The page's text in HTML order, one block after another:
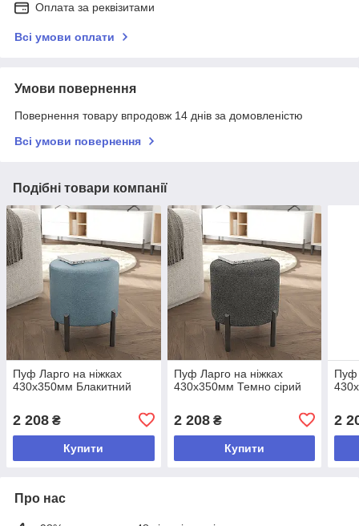
Оплата за реквізитами
Всі умови оплати
Умови повернення
Повернення товару впродовж 14 днів за домовленістю
Всі умови повернення
Подібні товари компанії
Пуф Ларго на ніжках
430х350мм Блакитний
2 208 ₴
Купити
Пуф Ларго на ніжках
430х350мм Темно cірий
2 208₴
Купити
Пуф
2
Про нас